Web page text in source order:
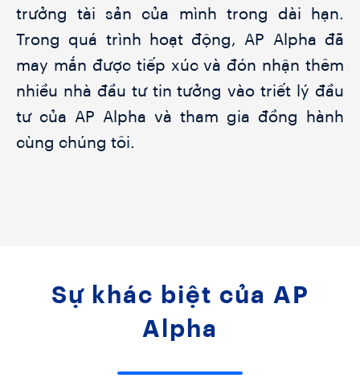
trưởng tài sản của mình trong dài hạn.
Trong quá trình hoạt động, AP Alpha đã
may mắn được tiếp xúc và đón nhận thêm
nhiều nhà đầu tư tin tưởng vào triết lý đầu
tư của AP Alpha và tham gia đồng hành
cùng chúng tôi.
Sự khác biệt của AP
Alpha​